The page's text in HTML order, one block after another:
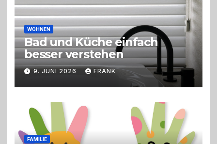
WOHNEN
Bad und Küche einfach
besser verstehen
9. JUNI 2026 FRANK
FAMILIE